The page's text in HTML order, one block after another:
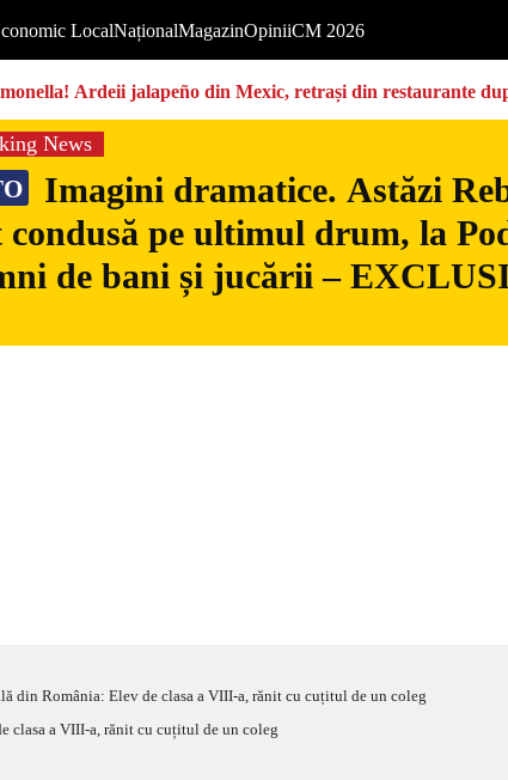
LocalNaționalMagazinOpiniiCM 2026
Ardeii jalapeño din Mexic, retrași din restaurante
News
Imagini dramatice. Astăzi
condusă pe ultimul drum, la
de bani și jucării –
din România: Elev de clasa a VIII-a, rănit cu cuțitul de un coleg